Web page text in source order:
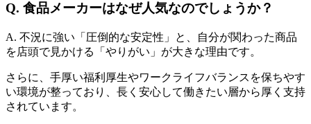
Q. 食品メーカーはなぜ人気なのでしょうか？
A. 不況に強い「圧倒的な安定性」と、自分が関わった商品
を店頭で見かける「やりがい」が大きな理由です。
さらに、手厚い福利厚生やワークライフバランスを保ちやす
い環境が整っており、長く安心して働きたい層から厚く支持
されています。